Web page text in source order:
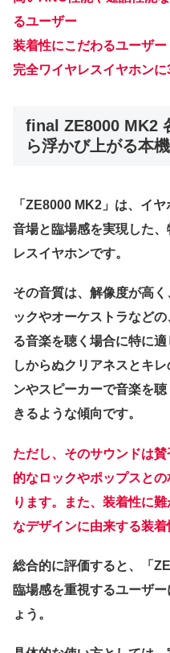
るユーザー
装着性にこだわるユーザー
完全ワイヤレスイヤホン
final ZE8000 MK2
ら浮かび上がる本
「ZE8000 MK2」は、イ
音場と臨場感を実現した
レスイヤホンです。
その音質は、解像度が高
ックやオーケストラなど
る音楽を聴く場合に特に
しからぬクリアネスとキ
ンやスピーカーで音楽を
きるような傾向です。
ただし、そのサウンドは
的なロックやポップスと
ります。また、装着性に
なデザインに由来する装着
総合的に評価すると、「
臨場感を重視するユーザ
ょう。